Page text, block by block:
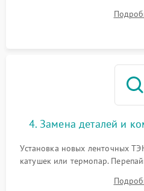
модуля, реле, диодных
индукции). Проверка кранов и
4. Замена деталей и
Установка новых ленточных
катушек или термопар.
дорожек. Очистка